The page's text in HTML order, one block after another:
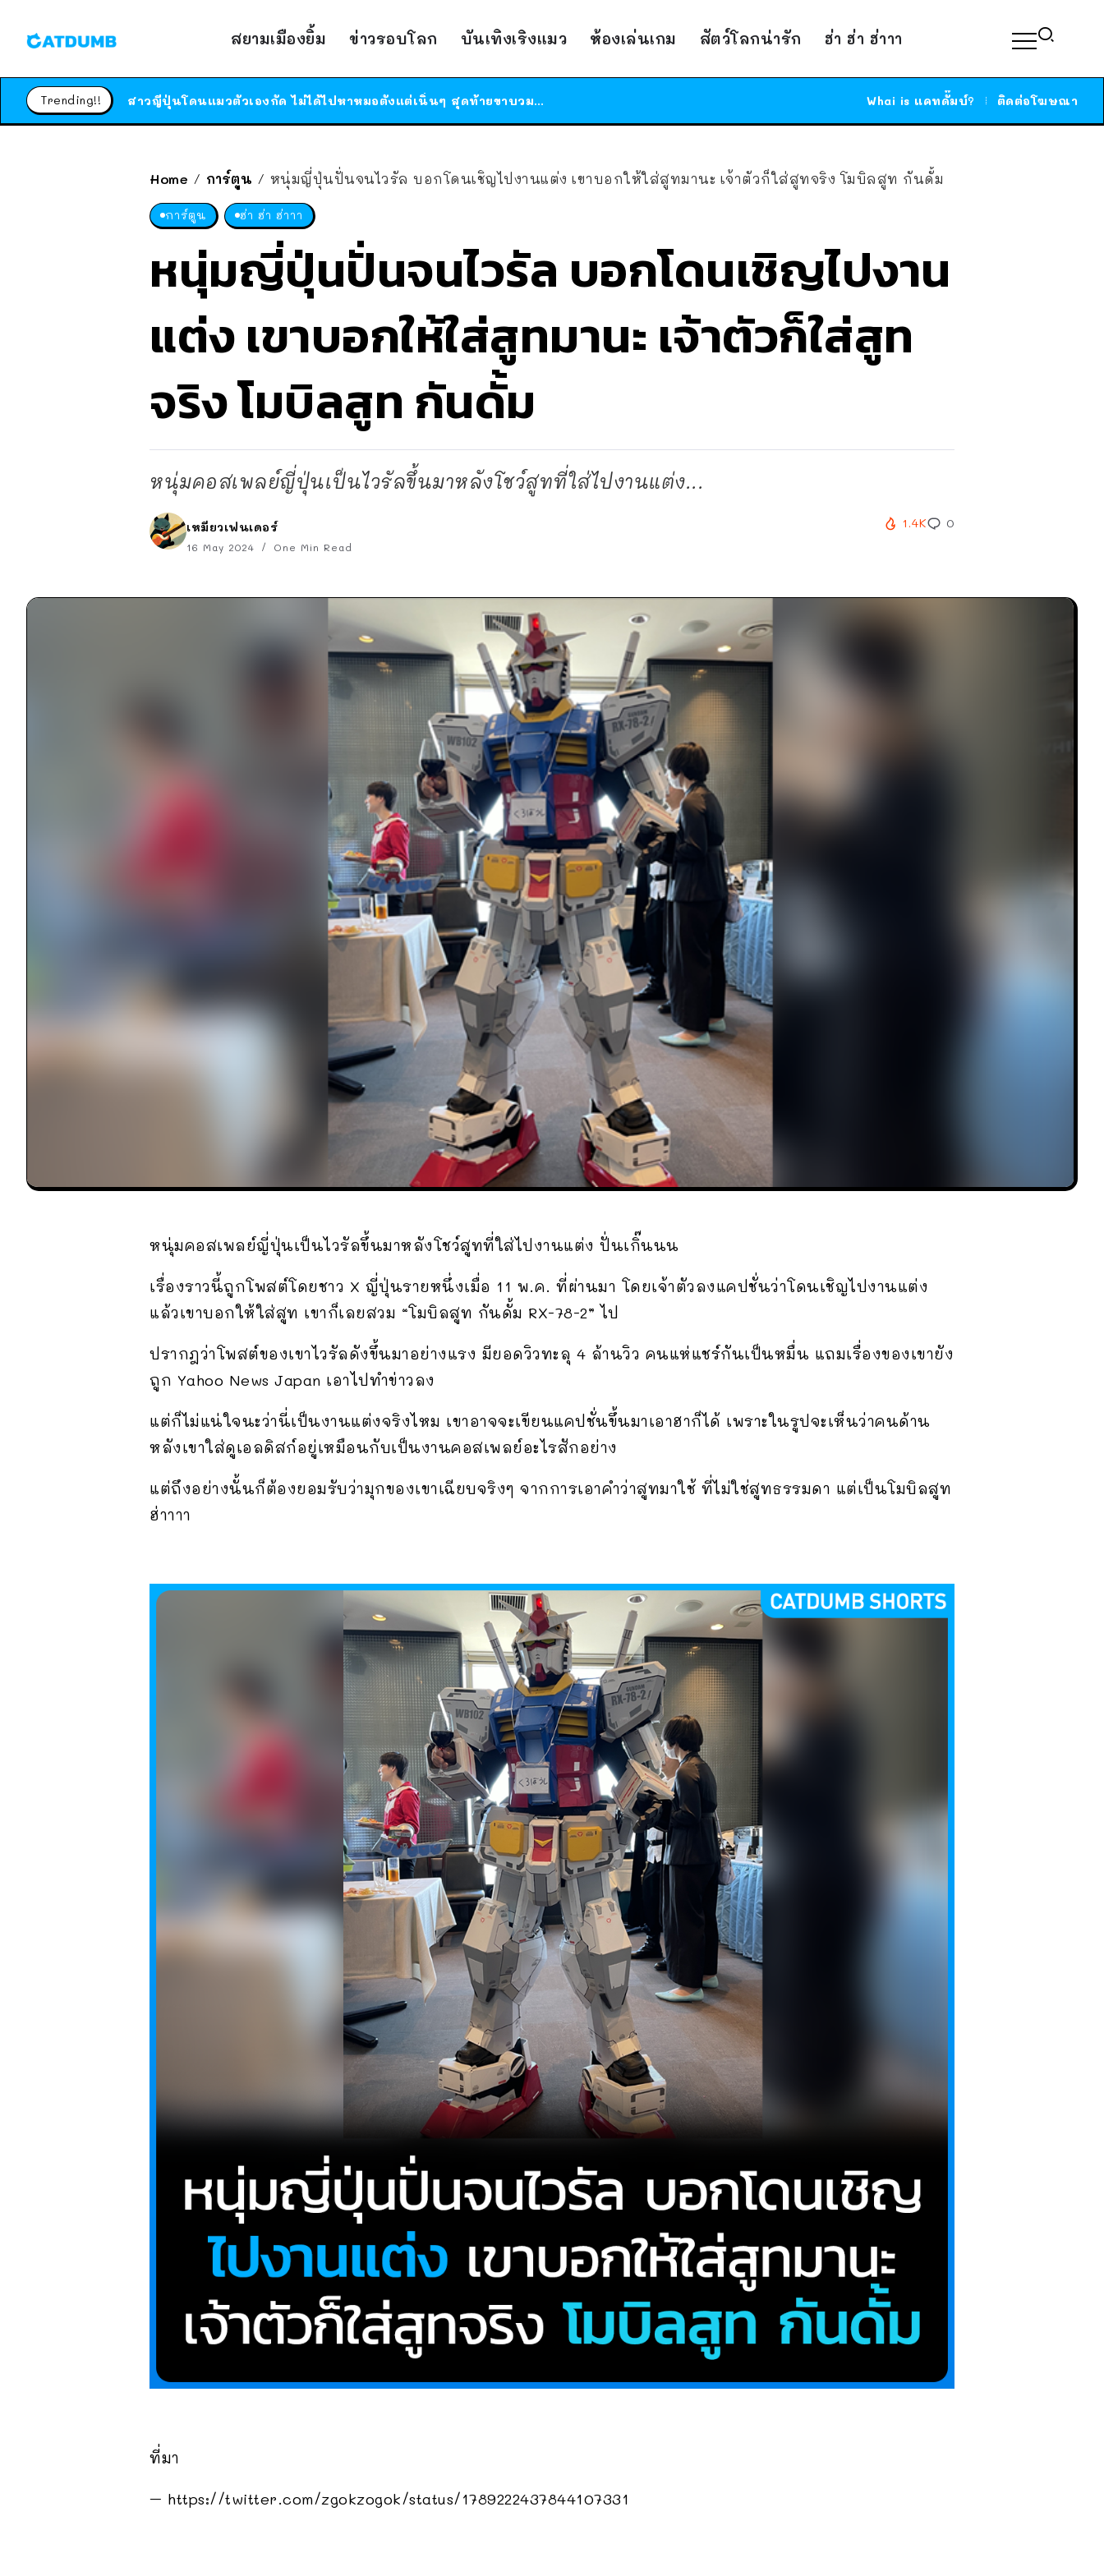
สยามเมืองยิ้ม ข่าวรอบโลก บันเทิงเริงแมว ห้องเล่นเกม สัตว์โลกน่ารัก ฮ่า ฮ่า ฮ่าาา
Trending!!
ร้านอาหารในนิวยอร์กประกาศปิดตัวลง หลังอยู่มานานกว่า 45 ปี ติดป้ายขอบคุณลูกค้าทุกคน แถมสูตรทำไวท์ซอสให้แบบจัดเต็ม
ได้เวลาเด็กหนวดรวมตัว RF Online Next เปิดให้เล่นแล้ว เกม Sci-Fi MMORPG ระดับตำนาน เล่นได้ทั้งมือถือและ PC Whai is แคทดั๊มบ์? ติดต่อโฆษณา
Home / การ์ตูน / หนุ่มญี่ปุ่นปั่นจนไวรัล บอกโดนเชิญไปงานแต่ง เขาบอกให้ใส่สูทมานะ เจ้าตัวก็ใส่สูทจริง โมบิลสูท กันดั้ม
การ์ตูน ฮ่า ฮ่า ฮ่าาา
หนุ่มญี่ปุ่นปั่นจนไวรัล บอกโดนเชิญไปงาน
แต่ง เขาบอกให้ใส่สูทมานะ เจ้าตัวก็ใส่สูท
จริง โมบิลสูท กันดั้ม
หนุ่มคอสเพลย์ญี่ปุ่นเป็นไวรัลขึ้นมาหลังโชว์สูทที่ใส่ไปงานแต่ง...
เหมียวเฟนเดอร์
16 May 2024 One Min Read
1.4K 0
หนุ่มคอสเพลย์ญี่ปุ่นเป็นไวรัลขึ้นมาหลังโชว์สูทที่ใส่ไปงานแต่ง ปั่นเกิ๊นนน
เรื่องราวนี้ถูกโพสต์โดยชาว X ญี่ปุ่นรายหนึ่งเมื่อ 11 พ.ค. ที่ผ่านมา โดยเจ้าตัวลงแคปชั่นว่าโดนเชิญไปงานแต่ง
แล้วเขาบอกให้ใส่สูท เขาก็เลยสวม “โมบิลสูท กันดั้ม RX-78-2” ไป
ปรากฎว่าโพสต์ของเขาไวรัลดังขึ้นมาอย่างแรง มียอดวิวทะลุ 4 ล้านวิว คนแห่แชร์กันเป็นหมื่น แถมเรื่องของเขายัง
ถูก Yahoo News Japan เอาไปทำข่าวลง
แต่ก็ไม่แน่ใจนะว่านี่เป็นงานแต่งจริงไหม เขาอาจจะเขียนแคปชั่นขึ้นมาเอาฮาก็ได้ เพราะในรูปจะเห็นว่าคนด้าน
หลังเขาใส่ดูเอลดิสก์อยู่เหมือนกับเป็นงานคอสเพลย์อะไรสักอย่าง
แต่ถึงอย่างนั้นก็ต้องยอมรับว่ามุกของเขาเฉียบจริงๆ จากการเอาคำว่าสูทมาใช้ ที่ไม่ใช่สูทธรรมดา แต่เป็นโมบิลสูท
ฮ่าาาา
ที่มา
– https://twitter.com/zgokzogok/status/1789222437844107331